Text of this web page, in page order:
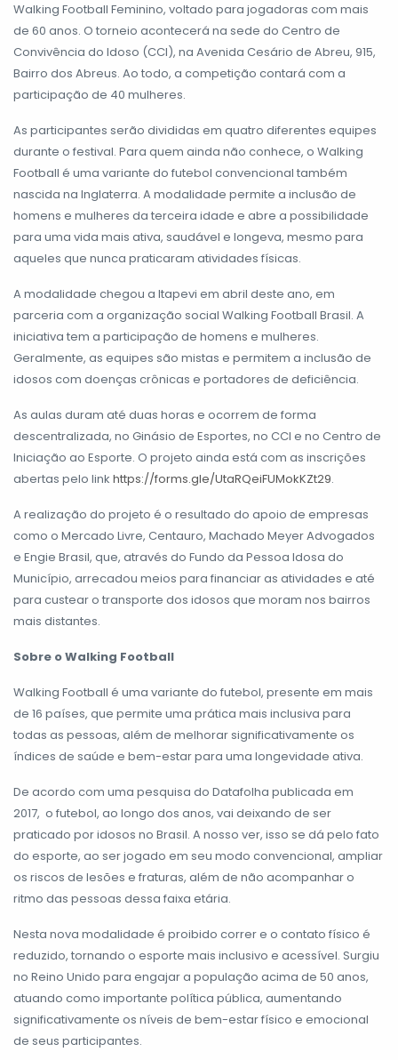
Walking Football Feminino, voltado para jogadoras com mais
de 60 anos. O torneio acontecerá na sede do Centro de
Convivência do Idoso (CCI), na Avenida Cesário de Abreu, 915,
Bairro dos Abreus. Ao todo, a competição contará com a
participação de 40 mulheres.
As participantes serão divididas em quatro diferentes equipes
durante o festival. Para quem ainda não conhece, o Walking
Football é uma variante do futebol convencional também
nascida na Inglaterra. A modalidade permite a inclusão de
homens e mulheres da terceira idade e abre a possibilidade
para uma vida mais ativa, saudável e longeva, mesmo para
aqueles que nunca praticaram atividades físicas.
A modalidade chegou a Itapevi em abril deste ano, em
parceria com a organização social Walking Football Brasil. A
iniciativa tem a participação de homens e mulheres.
Geralmente, as equipes são mistas e permitem a inclusão de
idosos com doenças crônicas e portadores de deficiência.
As aulas duram até duas horas e ocorrem de forma
descentralizada, no Ginásio de Esportes, no CCI e no Centro de
Iniciação ao Esporte. O projeto ainda está com as inscrições
abertas pelo link https://forms.gle/UtaRQeiFUMokKZt29.
A realização do projeto é o resultado do apoio de empresas
como o Mercado Livre, Centauro, Machado Meyer Advogados
e Engie Brasil, que, através do Fundo da Pessoa Idosa do
Município, arrecadou meios para financiar as atividades e até
para custear o transporte dos idosos que moram nos bairros
mais distantes.
Sobre o Walking Football
Walking Football é uma variante do futebol, presente em mais
de 16 países, que permite uma prática mais inclusiva para
todas as pessoas, além de melhorar significativamente os
índices de saúde e bem-estar para uma longevidade ativa.
De acordo com uma pesquisa do Datafolha publicada em
2017, o futebol, ao longo dos anos, vai deixando de ser
praticado por idosos no Brasil. A nosso ver, isso se dá pelo fato
do esporte, ao ser jogado em seu modo convencional, ampliar
os riscos de lesões e fraturas, além de não acompanhar o
ritmo das pessoas dessa faixa etária.
Nesta nova modalidade é proibido correr e o contato físico é
reduzido, tornando o esporte mais inclusivo e acessível. Surgiu
no Reino Unido para engajar a população acima de 50 anos,
atuando como importante política pública, aumentando
significativamente os níveis de bem-estar físico e emocional
de seus participantes.